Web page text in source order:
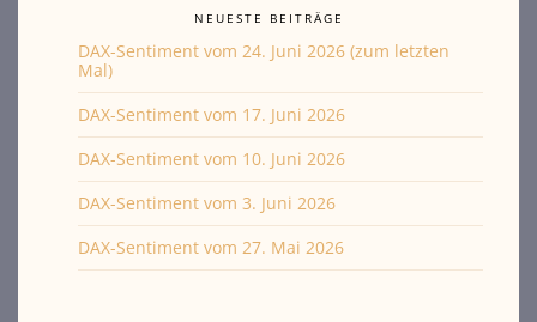
NEUESTE BEITRÄGE
DAX-Sentiment vom 24. Juni 2026 (zum letzten
Mal)
DAX-Sentiment vom 17. Juni 2026
DAX-Sentiment vom 10. Juni 2026
DAX-Sentiment vom 3. Juni 2026
DAX-Sentiment vom 27. Mai 2026